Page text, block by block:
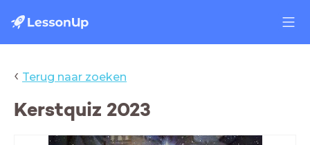
‹ Terug naar zoeken
Kerstquiz 2023